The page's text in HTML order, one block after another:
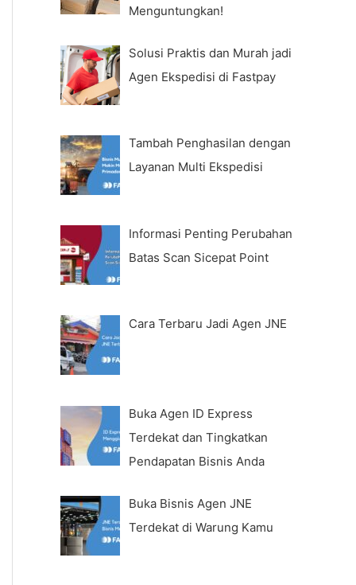
Menguntungkan!
Solusi Praktis dan Murah jadi
Agen Ekspedisi di Fastpay
Tambah Penghasilan dengan
Layanan Multi Ekspedisi
Informasi Penting Perubahan
Batas Scan Sicepat Point
Cara Terbaru Jadi Agen JNE
Buka Agen ID Express
Terdekat dan Tingkatkan
Pendapatan Bisnis Anda
Buka Bisnis Agen JNE
Terdekat di Warung Kamu